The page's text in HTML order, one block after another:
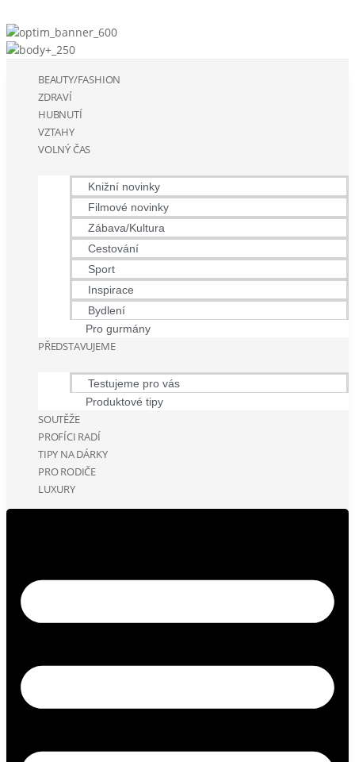
BEAUTY/FASHION
ZDRAVÍ
HUBNUTÍ
VZTAHY
VOLNÝ ČAS
Knižní novinky
Filmové novinky
Zábava/Kultura
Cestování
Sport
Inspirace
Bydlení
Pro gurmány
PŘEDSTAVUJEME
Testujeme pro vás
Produktové tipy
SOUTĚŽE
PROFÍCI RADÍ
TIPY NA DÁRKY
PRO RODIČE
LUXURY